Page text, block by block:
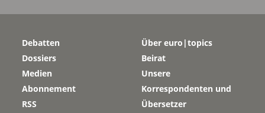
Debatten
Dossiers
Medien
Abonnement
RSS
Über euro|topics
Beirat
Unsere
Korrespondenten und
Übersetzer